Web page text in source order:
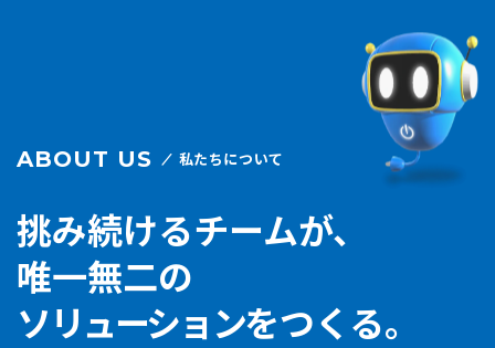
ABOUT US 私たちについて
挑み続けるチームが、
唯一無二の
ソリューションをつくる。